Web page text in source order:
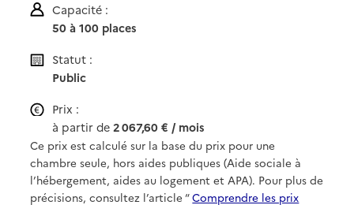
Capacité :
50 à 100 places
Statut :
Public
Prix :
à partir de2 067,60 € / mois
Ce prix est calculé sur la base du prix pour une
chambre seule, hors aides publiques (Aide sociale à
l’hébergement, aides au logement et APA). Pour plus de
précisions, consultez l’article “Comprendre les prix